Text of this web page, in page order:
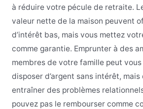
à réduire votre pécule de retraite.
valeur nette de la maison peuvent
d’intérêt bas, mais vous mettez
comme garantie. Emprunter à des
membres de votre famille peut
disposer d’argent sans intérêt,
entraîner des problèmes
pouvez pas le rembourser comme